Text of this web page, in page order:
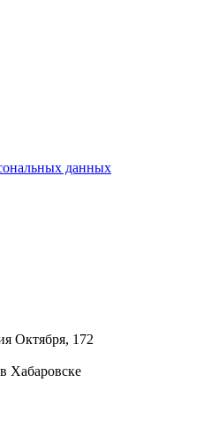
данных
Октября, 172
Хабаровске